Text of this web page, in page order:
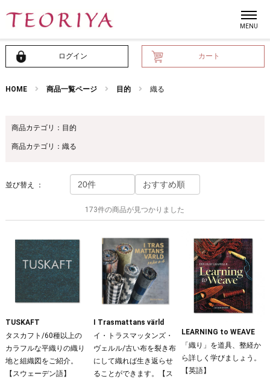
ログイン カート
HOME 商品一覧ページ 目的 織る
商品カテゴリ：目的
商品カテゴリ：織る
並び替え ：
173件の商品が見つかりました
TUSKAFT
タスカフト/60種以上の
カラフルな平織りの織り
地と組織図をご紹介。
【スウェーデン語】
I Trasmattans värld
イ・トラスマッタンズ・
ヴェルル/古い布を裂き布
にして織れば生き返らせ
ることができます。【ス
LEARNING to WEAVE
「織り」を道具、整経か
ら詳しく学びましょう。
【英語】